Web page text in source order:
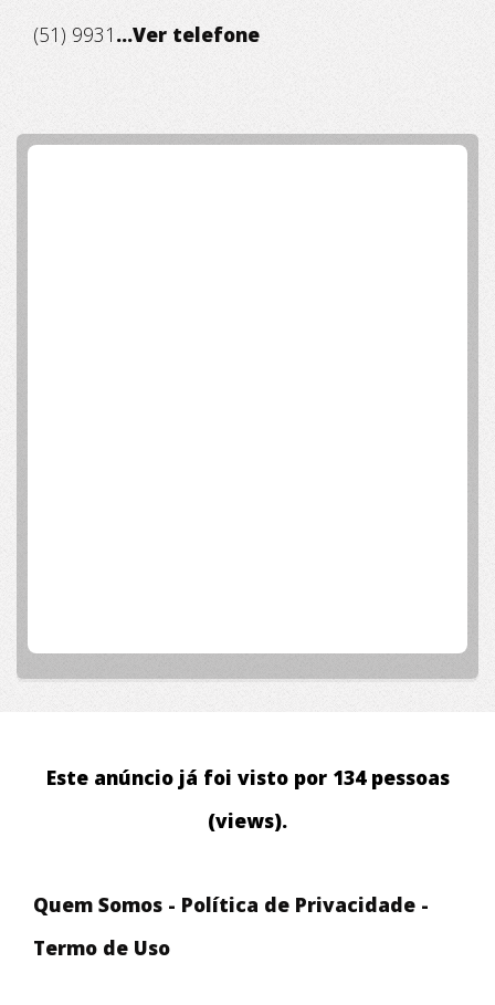
(51) 9931 ...Ver telefone
Este anúncio já foi visto por 134 pessoas
(views).
Quem Somos - Política de Privacidade -
Termo de Uso